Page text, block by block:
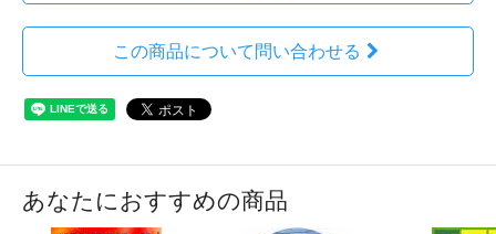
この商品について問い合わせる
あなたにおすすめの商品